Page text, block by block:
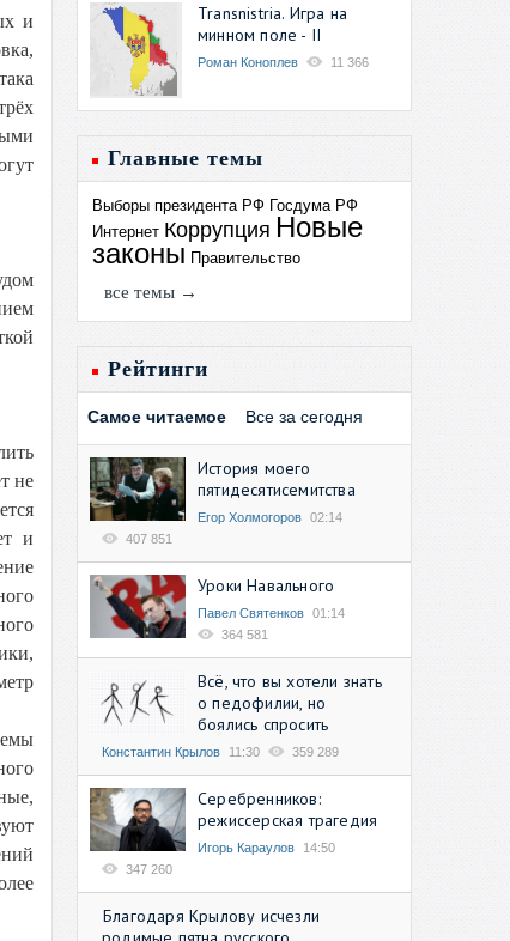
и
не
и
Transnistria. Игра на
минном поле - II
Роман Коноплев 11 366
Главные темы
Выборы президента РФ Госдума РФ
Интернет Коррупция Новые
законы Правительство
все темы →
Рейтинги
Самое читаемое Все за сегодня
История моего
пятидесятисемитства
Егор Холмогоров 02:14
407 851
Уроки Навального
Павел Святенков 01:14
364 581
Всё, что вы хотели знать
о педофилии, но
боялись спросить
Константин Крылов 11:30 359 289
Серебренников:
режиссерская трагедия
Игорь Караулов
14:50
347 260
Благодаря Крылову исчезли